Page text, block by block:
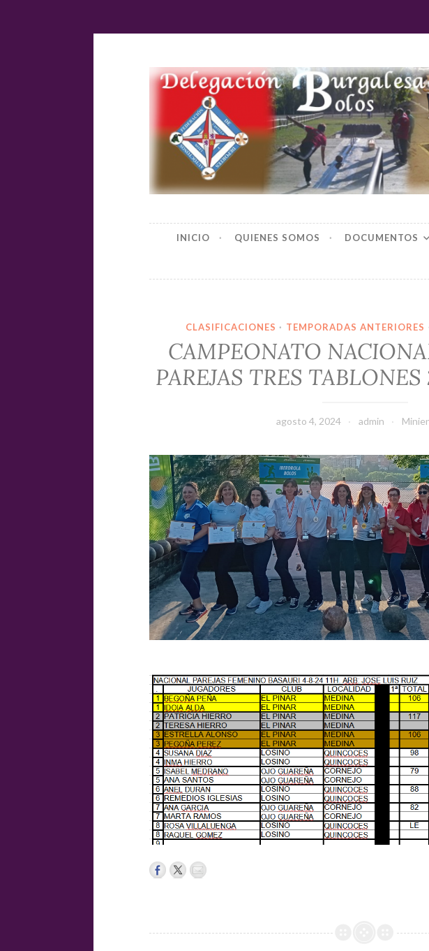
Ir
contenido
Delegación
INICIO QUIENES SOMOS DOCUMENTOS
CLASIFICACIONES · TEMPORADAS ANTERIORES
CAMPEONATO
PAREJAS TRES
agosto 4, 2024 admin